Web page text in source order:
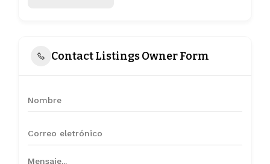
Contact Listings Owner Form